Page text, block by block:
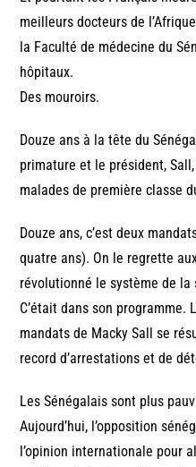
meilleurs docteurs de
la Faculté de médecine du
hôpitaux.
Des mouroirs.
Douze ans à la tête du
primature et le président,
malades de première classe
Douze ans, c’est deux
quatre ans). On le regrette
révolutionné le système de
C’était dans son programme.
mandats de Macky Sall se
record d’arrestations et de
Les Sénégalais sont plus
Aujourd’hui, l’opposition
l’opinion internationale pour